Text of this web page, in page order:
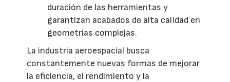
duración de las herramientas y
garantizan acabados de alta calidad en
geometrías complejas.
La industria aeroespacial busca
constantemente nuevas formas de mejorar
la eficiencia, el rendimiento y la